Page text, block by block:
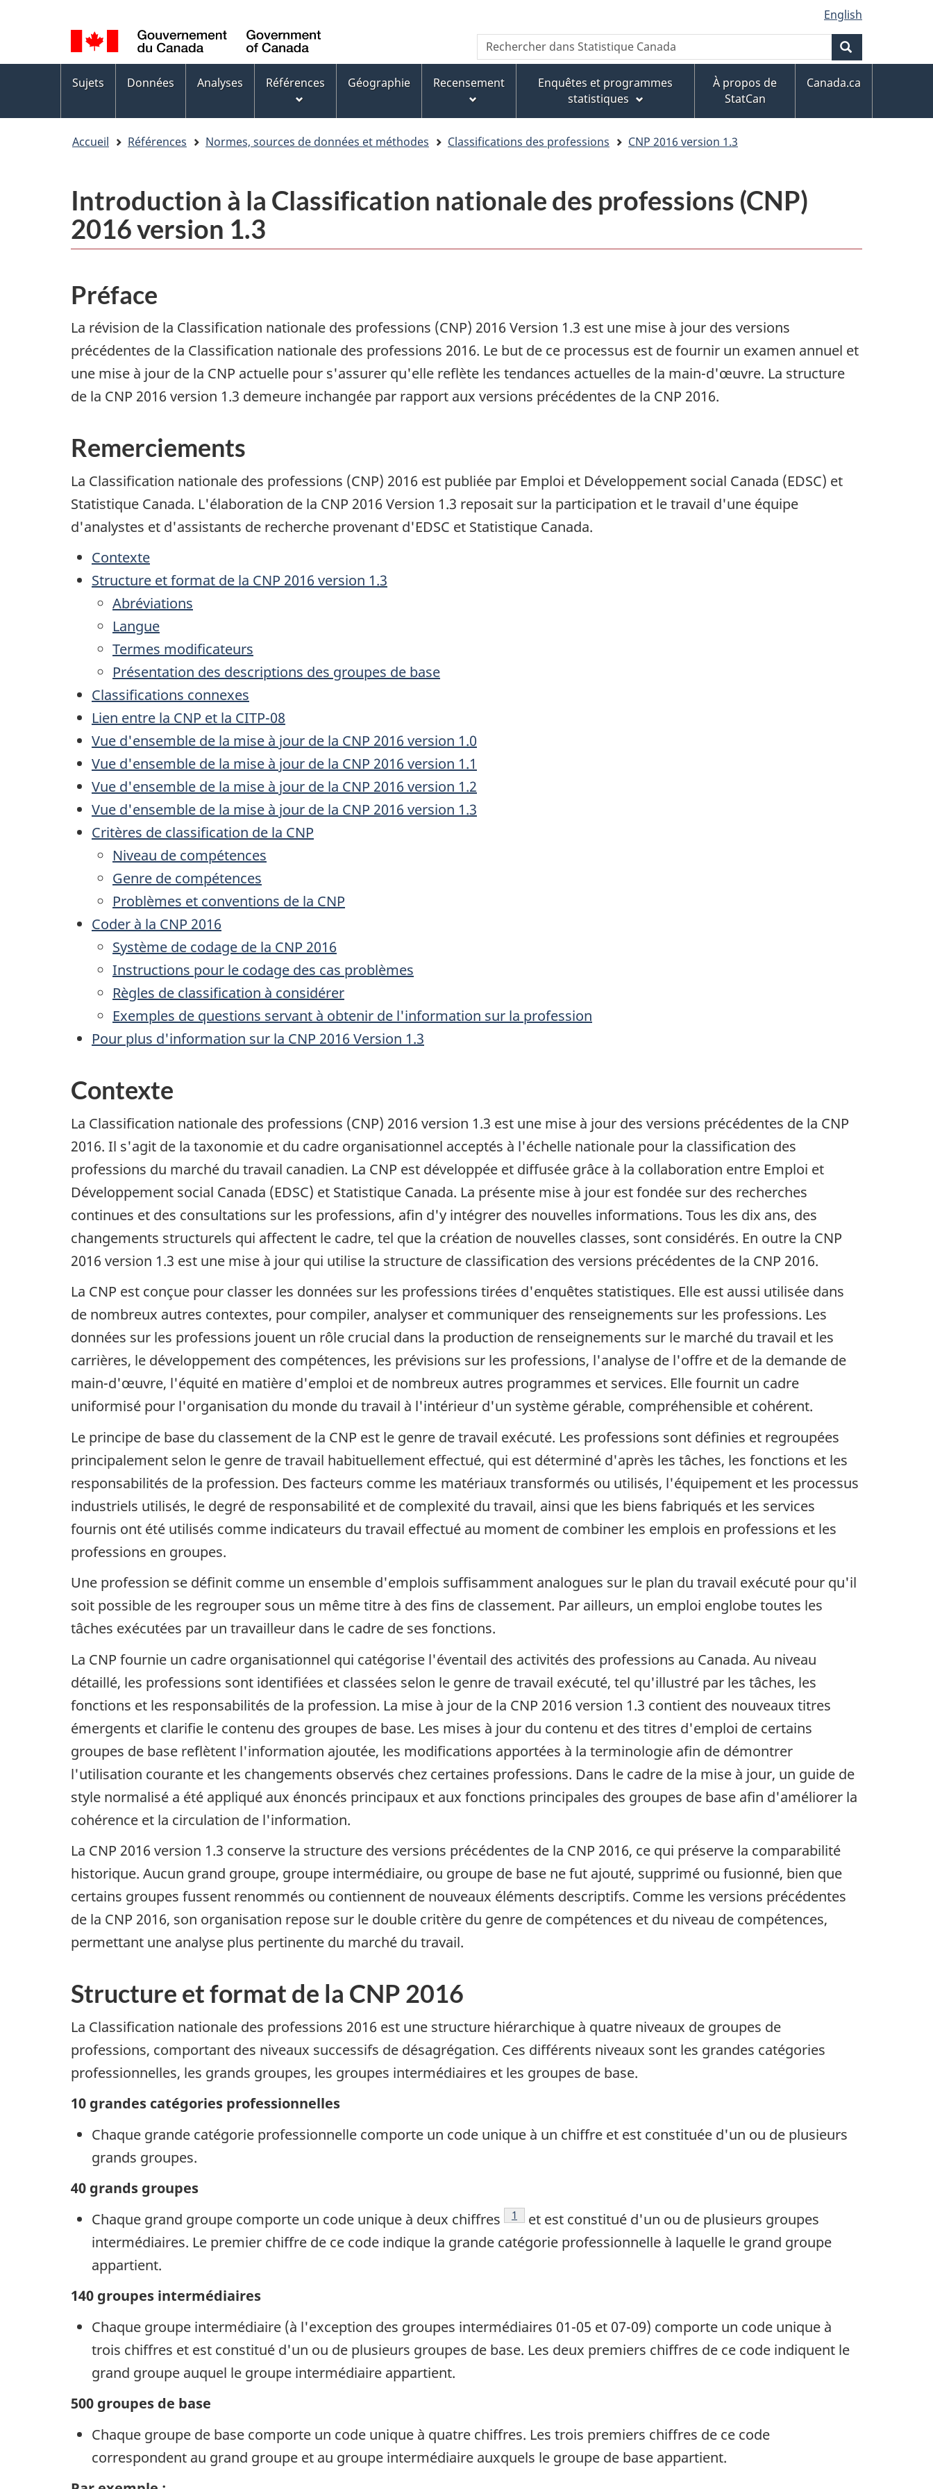
au
contenu
principal
au
pied
de
page
version
HTML
simplifiée
de
la
langue
Language
switcher
English
WxT
Search
form
Rechercher
dans
Canada
Menus
des
sujets
Sujets Données Analyses Références Géographie Recensement
Enquêtes et programmes
statistiques
À propos de
StatCan
Canada.ca
Accueil Références Normes, sources de données et méthodes Classifications des professions CNP 2016 version 1.3
Introduction à la Classification nationale des professions (CNP)
2016 version 1.3
Préface
La révision de la Classification nationale des professions (CNP) 2016 Version 1.3 est une mise à jour des versions
précédentes de la Classification nationale des professions 2016. Le but de ce processus est de fournir un examen annuel et
une mise à jour de la CNP actuelle pour s'assurer qu'elle reflète les tendances actuelles de la main-d'œuvre. La structure
de la CNP 2016 version 1.3 demeure inchangée par rapport aux versions précédentes de la CNP 2016.
Remerciements
La Classification nationale des professions (CNP) 2016 est publiée par Emploi et Développement social Canada (EDSC) et
Statistique Canada. L'élaboration de la CNP 2016 Version 1.3 reposait sur la participation et le travail d'une équipe
d'analystes et d'assistants de recherche provenant d'EDSC et Statistique Canada.
Contexte
Structure et format de la CNP 2016 version 1.3
Abréviations
Langue
Termes modificateurs
Présentation des descriptions des groupes de base
Classifications connexes
Lien entre la CNP et la CITP-08
Vue d'ensemble de la mise à jour de la CNP 2016 version 1.0
Vue d'ensemble de la mise à jour de la CNP 2016 version 1.1
Vue d'ensemble de la mise à jour de la CNP 2016 version 1.2
Vue d'ensemble de la mise à jour de la CNP 2016 version 1.3
Critères de classification de la CNP
Niveau de compétences
Genre de compétences
Problèmes et conventions de la CNP
Coder à la CNP 2016
Système de codage de la CNP 2016
Instructions pour le codage des cas problèmes
Règles de classification à considérer
Exemples de questions servant à obtenir de l'information sur la profession
Pour plus d'information sur la CNP 2016 Version 1.3
Contexte
La Classification nationale des professions (CNP) 2016 version 1.3 est une mise à jour des versions précédentes de la CNP
2016. Il s'agit de la taxonomie et du cadre organisationnel acceptés à l'échelle nationale pour la classification des
professions du marché du travail canadien. La CNP est développée et diffusée grâce à la collaboration entre Emploi et
Développement social Canada (EDSC) et Statistique Canada. La présente mise à jour est fondée sur des recherches
continues et des consultations sur les professions, afin d'y intégrer des nouvelles informations. Tous les dix ans, des
changements structurels qui affectent le cadre, tel que la création de nouvelles classes, sont considérés. En outre la CNP
2016 version 1.3 est une mise à jour qui utilise la structure de classification des versions précédentes de la CNP 2016.
La CNP est conçue pour classer les données sur les professions tirées d'enquêtes statistiques. Elle est aussi utilisée dans
de nombreux autres contextes, pour compiler, analyser et communiquer des renseignements sur les professions. Les
données sur les professions jouent un rôle crucial dans la production de renseignements sur le marché du travail et les
carrières, le développement des compétences, les prévisions sur les professions, l'analyse de l'offre et de la demande de
main-d'œuvre, l'équité en matière d'emploi et de nombreux autres programmes et services. Elle fournit un cadre
uniformisé pour l'organisation du monde du travail à l'intérieur d'un système gérable, compréhensible et cohérent.
Le principe de base du classement de la CNP est le genre de travail exécuté. Les professions sont définies et regroupées
principalement selon le genre de travail habituellement effectué, qui est déterminé d'après les tâches, les fonctions et les
responsabilités de la profession. Des facteurs comme les matériaux transformés ou utilisés, l'équipement et les processus
industriels utilisés, le degré de responsabilité et de complexité du travail, ainsi que les biens fabriqués et les services
fournis ont été utilisés comme indicateurs du travail effectué au moment de combiner les emplois en professions et les
professions en groupes.
Une profession se définit comme un ensemble d'emplois suffisamment analogues sur le plan du travail exécuté pour qu'il
soit possible de les regrouper sous un même titre à des fins de classement. Par ailleurs, un emploi englobe toutes les
tâches exécutées par un travailleur dans le cadre de ses fonctions.
La CNP fournie un cadre organisationnel qui catégorise l'éventail des activités des professions au Canada. Au niveau
détaillé, les professions sont identifiées et classées selon le genre de travail exécuté, tel qu'illustré par les tâches, les
fonctions et les responsabilités de la profession. La mise à jour de la CNP 2016 version 1.3 contient des nouveaux titres
émergents et clarifie le contenu des groupes de base. Les mises à jour du contenu et des titres d'emploi de certains
groupes de base reflètent l'information ajoutée, les modifications apportées à la terminologie afin de démontrer
l'utilisation courante et les changements observés chez certaines professions. Dans le cadre de la mise à jour, un guide de
style normalisé a été appliqué aux énoncés principaux et aux fonctions principales des groupes de base afin d'améliorer la
cohérence et la circulation de l'information.
La CNP 2016 version 1.3 conserve la structure des versions précédentes de la CNP 2016, ce qui préserve la comparabilité
historique. Aucun grand groupe, groupe intermédiaire, ou groupe de base ne fut ajouté, supprimé ou fusionné, bien que
certains groupes fussent renommés ou contiennent de nouveaux éléments descriptifs. Comme les versions précédentes
de la CNP 2016, son organisation repose sur le double critère du genre de compétences et du niveau de compétences,
permettant une analyse plus pertinente du marché du travail.
Structure et format de la CNP 2016
La Classification nationale des professions 2016 est une structure hiérarchique à quatre niveaux de groupes de
professions, comportant des niveaux successifs de désagrégation. Ces différents niveaux sont les grandes catégories
professionnelles, les grands groupes, les groupes intermédiaires et les groupes de base.
10 grandes catégories professionnelles
Chaque grande catégorie professionnelle comporte un code unique à un chiffre et est constituée d'un ou de plusieurs
grands groupes.
40 grands groupes
Chaque grand groupe comporte un code unique à deux chiffres
Note de bas de page
1
et est constitué d'un ou de plusieurs groupes
intermédiaires. Le premier chiffre de ce code indique la grande catégorie professionnelle à laquelle le grand groupe
appartient.
140 groupes intermédiaires
Chaque groupe intermédiaire (à l'exception des groupes intermédiaires 01-05 et 07-09) comporte un code unique à
trois chiffres et est constitué d'un ou de plusieurs groupes de base. Les deux premiers chiffres de ce code indiquent le
grand groupe auquel le groupe intermédiaire appartient.
500 groupes de base
Chaque groupe de base comporte un code unique à quatre chiffres. Les trois premiers chiffres de ce code
correspondent au grand groupe et au groupe intermédiaire auxquels le groupe de base appartient.